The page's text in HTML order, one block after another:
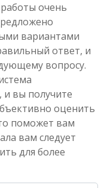
очень
вариантами
ответ, и
вопросу.
и вы получите
оценить
поможет вам
вам следует
для более